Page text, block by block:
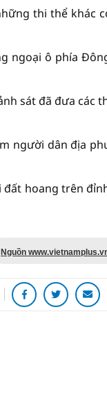
thi thể khác
ngoại ô phía
sát đã đưa các
người dân địa
hoang trên
Nguồn